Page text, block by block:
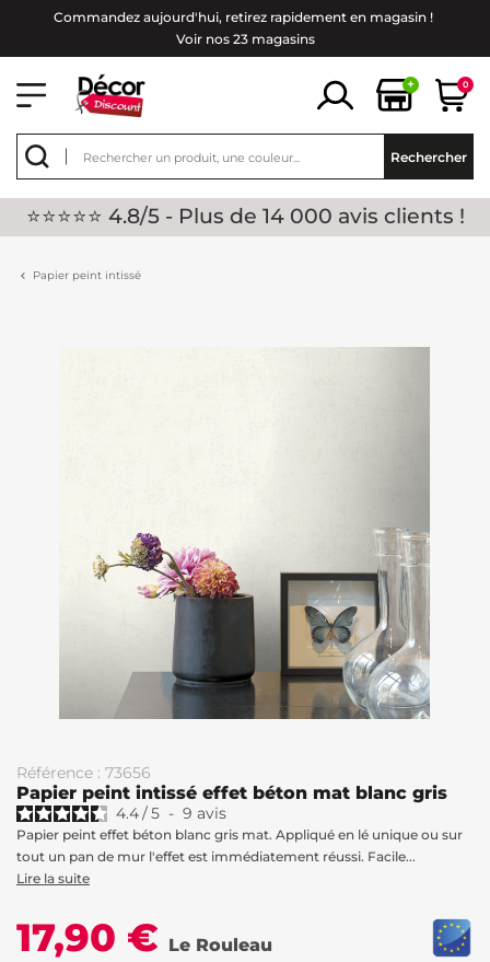
Commandez aujourd'hui, retirez rapidement en magasin !
Voir nos 23 magasins
+ 0
Rechercher
⭐⭐⭐⭐⭐ 4.8/5 - Plus de 14 000 avis clients !
Papier peint intissé
Référence : 73656
Papier peint intissé effet béton mat blanc gris
4.4/5 - 9 avis
Papier peint effet béton blanc gris mat. Appliqué en lé unique ou sur
tout un pan de mur l'effet est immédiatement réussi. Facile...
Lire la suite
17,90 € Le Rouleau